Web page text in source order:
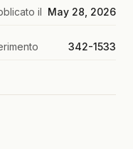
il May 28, 2026
342-1533